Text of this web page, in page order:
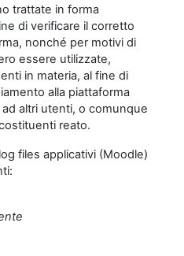
trattate in forma
di verificare il corretto
nonché per motivi di
essere utilizzate,
in materia, al fine di
alla piattaforma
altri utenti, o comunque
reato.
files applicativi (Moodle)